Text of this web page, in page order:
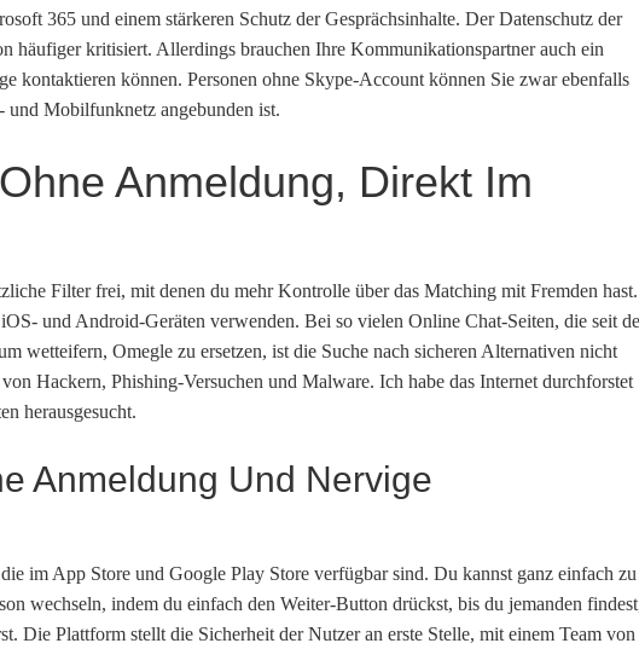
365 und einem stärkeren Schutz der Gesprächsinhalte. Der Datenschutz der
häufiger kritisiert. Allerdings brauchen Ihre Kommunikationspartner auch ein
kontaktieren können. Personen ohne Skype-Account können Sie zwar ebenfalls
und Mobilfunknetz angebunden ist.
Anmeldung, Direkt Im
Filter frei, mit denen du mehr Kontrolle über das Matching mit Fremden hast.
und Android-Geräten verwenden. Bei so vielen Online Chat-Seiten, die seit
wetteifern, Omegle zu ersetzen, ist die Suche nach sicheren Alternativen nicht
Hackern, Phishing-Versuchen und Malware. Ich habe das Internet durchforstet
herausgesucht.
Anmeldung Und Nervige
im App Store und Google Play Store verfügbar sind. Du kannst ganz einfach zu
wechseln, indem du einfach den Weiter-Button drückst, bis du jemanden
Die Plattform stellt die Sicherheit der Nutzer an erste Stelle, mit einem Team von